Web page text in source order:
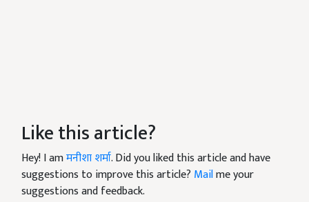
Like this article?
Hey! I amमनीशा शर्मा. Did you liked this article and have
suggestions to improve this article? Mailme your
suggestions and feedback.